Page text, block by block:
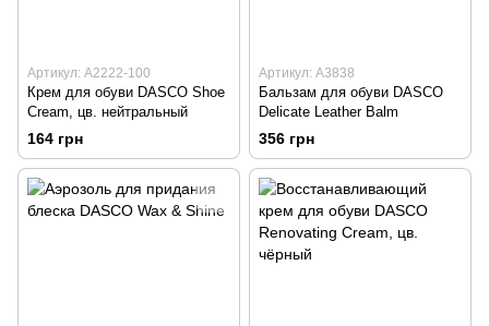
Артикул: А2222-100
Крем для обуви DASCO Shoe
Cream, цв. нейтральный
164 грн
Артикул: А3838
Бальзам для обуви DASCO
Delicate Leather Balm
356 грн